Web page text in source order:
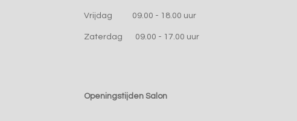
Vrijdag 09.00 - 18.00 uur
Zaterdag 09.00 - 17.00 uur
Openingstijden Salon